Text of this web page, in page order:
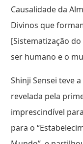
Causalidade da
Divinos que
[Sistematização
ser humano e o
Shinji Sensei teve
revelada pela
imprescindível
para o